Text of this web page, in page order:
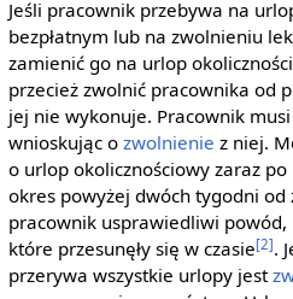
Jeśli pracownik przebywa na
bezpłatnym lub na zwolnieniu
zamienić go na urlop
przecież zwolnić pracownika od
jej nie wykonuje. Pracownik
wnioskując o zwolnienie z niej.
o urlop okolicznościowy zaraz
okres powyżej dwóch tygodni od
pracownik usprawiedliwi powód,
które przesunęły się w czasie[2].
przerywa wszystkie urlopy jest